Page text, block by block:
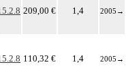
209,00 € 1,4 2005 →
110,32 € 1,4 2005 →